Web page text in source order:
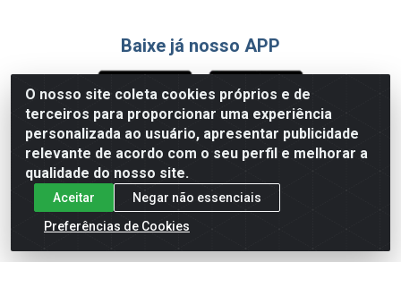
O nosso site coleta cookies próprios e de
terceiros para proporcionar uma experiência
personalizada ao usuário, apresentar publicidade
relevante de acordo com o seu perfil e melhorar a
qualidade do nosso site.
Aceitar
Negar não essenciais
Preferências de Cookies
Baixe já nosso APP
Formas de Pagamento